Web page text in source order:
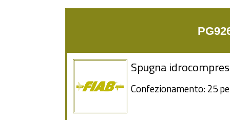
Spugna
Confezionamento: 25